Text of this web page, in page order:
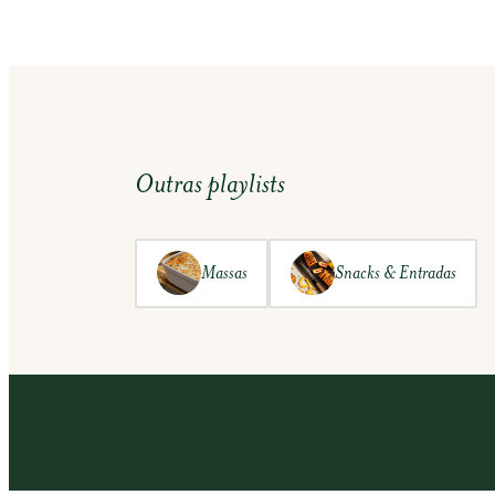
Outras playlists
Massas Snacks & Entradas